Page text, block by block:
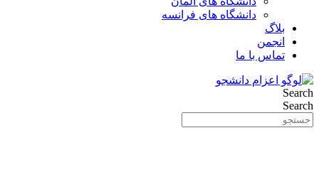
دانشگاه های فرانسه
بلاگ
انجمن
تماس با ما
Search
Search